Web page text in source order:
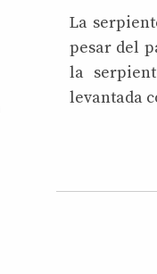
La
pesar del
la
levantada